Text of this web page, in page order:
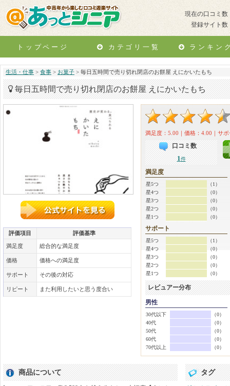
現在の口コミ数
登録サイト数
トップページ カテゴリ一覧 ランキン
生活・仕事 > 食事 > お菓子 > 毎日五時間で売り切れ閉店のお餅屋 えにかいたもち
毎日五時間で売り切れ閉店のお餅屋 えにかいたもち
評価項目 評価基準
満足度 総合的な満足度
価格 価格への満足度
サポート その後の対応
リピート また利用したいと思う度合い
満足度：5.00｜価格：4.00｜サ
口コミ数
1件
満足度
星5つ
（1）
星4つ
（0）
星3つ
（0）
星2つ
（0）
星1つ
（0）
サポート
星5つ
（1）
星4つ
（0）
星3つ
（0）
星2つ
（0）
星1つ
（0）
レビュアー分布
男性
30代以下
（0）
40代
（0）
50代
（0）
60代
（0）
70代以上
（0）
商品について タグ